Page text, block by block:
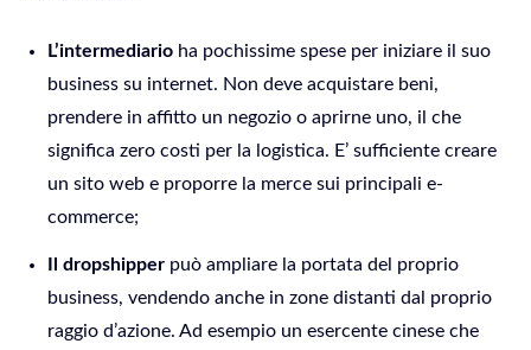
L’intermediario ha pochissime spese per iniziare il suo
business su internet. Non deve acquistare beni,
prendere in affitto un negozio o aprirne uno, il che
significa zero costi per la logistica. E’ sufficiente creare
un sito web e proporre la merce sui principali e-
commerce;
Il dropshipper può ampliare la portata del proprio
business, vendendo anche in zone distanti dal proprio
raggio d’azione. Ad esempio un esercente cinese che